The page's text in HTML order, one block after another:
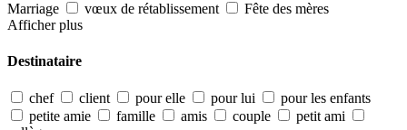
Marriage
vœux de rétablissement
Fête des mères
Afficher plus
Destinataire
chef client pour elle pour lui
pour les enfants
petite amie
famille amis couple
petit ami